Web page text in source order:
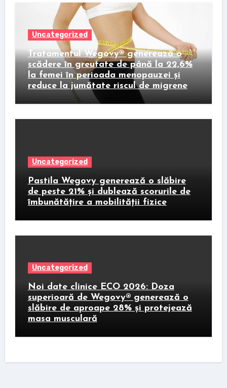
Uncategorized
Tratamentul Wegovy® generează o
scădere în greutate de până la 22,6%
la femei în perioada menopauzei și
reduce la jumătate riscul de migrene
Uncategorized
Pastila Wegovy generează o slăbire
de peste 21% și dublează scorurile de
îmbunătățire a mobilității fizice
Uncategorized
Noi date clinice ECO 2026: Doza
superioară de Wegovy® generează o
slăbire de aproape 28% și protejează
masa musculară